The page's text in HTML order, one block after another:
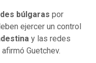
búlgaras por
ejercer un control
y las redes
Guetchev.